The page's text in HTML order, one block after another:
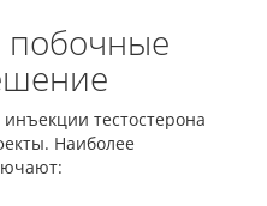
побочные
тестостерона
Наиболее